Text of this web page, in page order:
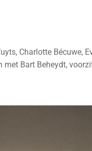
Charlotte Bécuwe,
Bart Beheydt,